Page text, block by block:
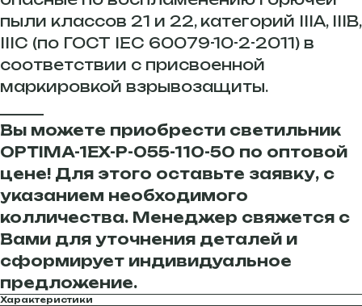
пыли классов 21 и 22, категорий IIIA, IIIB,
IIIC (по ГОСТ IEC 60079-10-2-2011) в
соответствии с присвоенной
маркировкой взрывозащиты.
Вы можете приобрести светильник
OPTIMA-1EX-Р-055-110-50 по оптовой
цене! Для этого оставьте заявку, с
указанием необходимого
колличества. Менеджер свяжется с
Вами для уточнения деталей и
сформирует индивидуальное
предложение.
Характеристики